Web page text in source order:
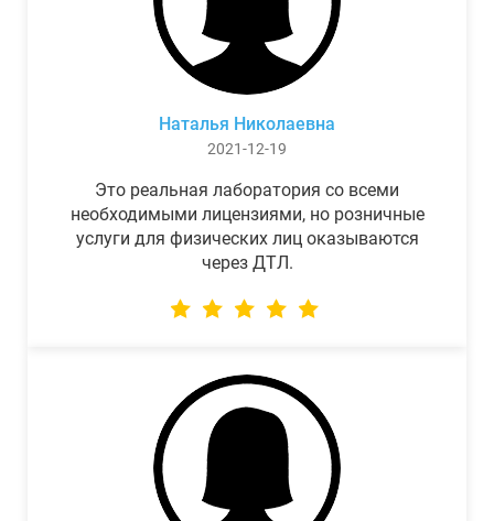
Наталья Николаевна
2021-12-19
Это реальная лаборатория со всеми
необходимыми лицензиями, но розничные
услуги для физических лиц оказываются
через ДТЛ.